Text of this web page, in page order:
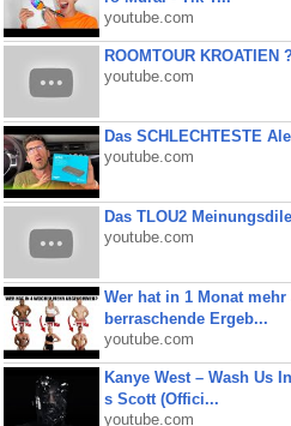
youtube.com
ROOMTOUR KROATIEN
youtube.com
Das SCHLECHTESTE
youtube.com
Das TLOU2
youtube.com
Wer hat in 1 Monat
berraschende Ergeb...
youtube.com
Kanye West – Wash Us
s Scott (Offici...
youtube.com